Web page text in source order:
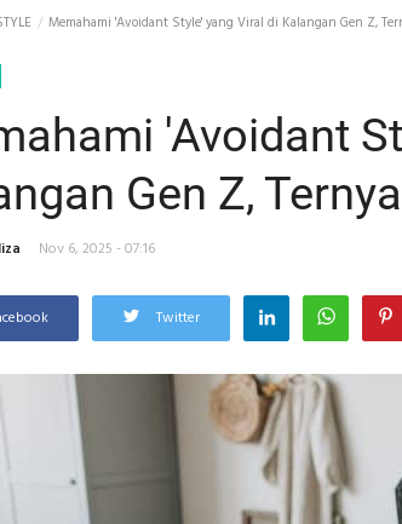
Memahami 'Avoidant Style' yang Viral di Kalangan Gen Z,
'Avoidant
Gen Z,
Nov 6, 2025 - 07:16
Twitter